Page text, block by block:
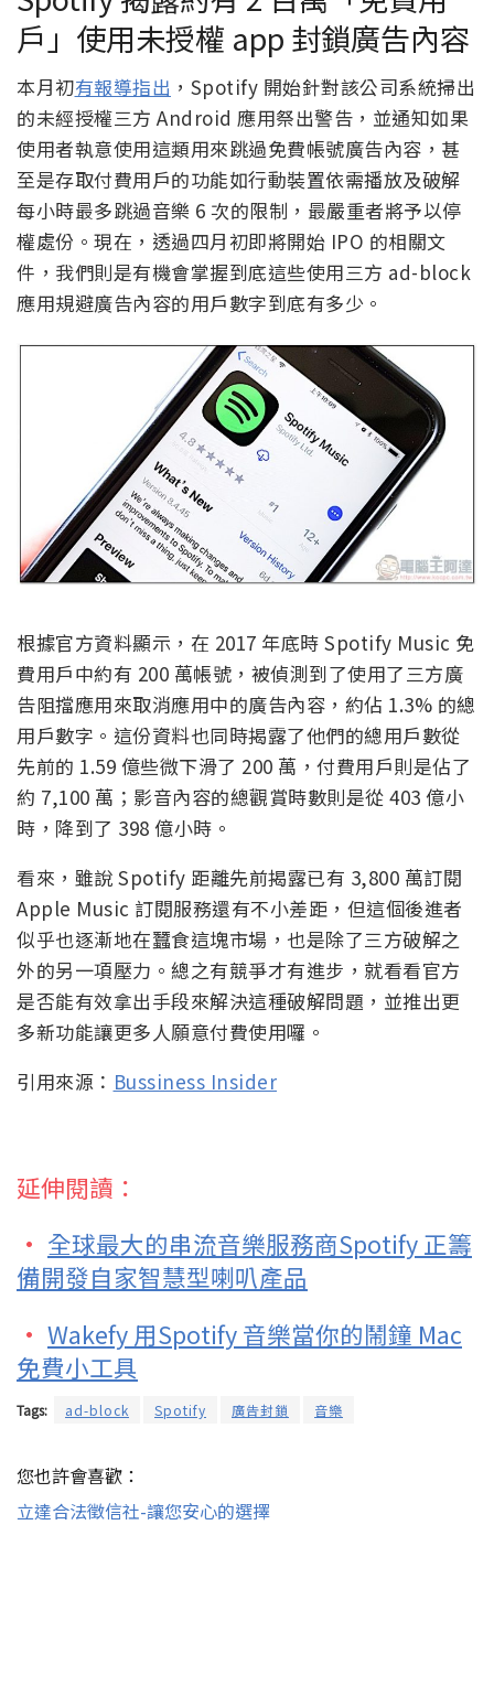
戶」使用未授權 app 封鎖廣告內容
本月初有報導指出 ，Spotify 開始針對該公司系統掃出
的未經授權三方 Android 應用祭出警告，並通知如果
使用者執意使用這類用來跳過免費帳號廣告內容，甚
至是存取付費用戶的功能如行動裝置依需播放及破解
每小時最多跳過音樂 6 次的限制，最嚴重者將予以停
權處份。現在，透過四月初即將開始 IPO 的相關文
件，我們則是有機會掌握到底這些使用三方 ad-block
應用規避廣告內容的用戶數字到底有多少。
根據官方資料顯示，在 2017 年底時 Spotify Music 免
費用戶中約有 200 萬帳號，被偵測到了使用了三方廣
告阻擋應用來取消應用中的廣告內容，約佔 1.3% 的總
用戶數字。這份資料也同時揭露了他們的總用戶數從
先前的 1.59 億些微下滑了 200 萬，付費用戶則是佔了
約 7,100 萬；影音內容的總觀賞時數則是從 403 億小
時，降到了 398 億小時。
看來，雖說 Spotify 距離先前揭露已有 3,800 萬訂閱
Apple Music 訂閱服務還有不小差距，但這個後進者
似乎也逐漸地在蠶食這塊市場，也是除了三方破解之
外的另一項壓力。總之有競爭才有進步，就看看官方
是否能有效拿出手段來解決這種破解問題，並推出更
多新功能讓更多人願意付費使用囉。
引用來源： Bussiness Insider
延伸閱讀：
· 全球最大的串流音樂服務商Spotify 正籌
備開發自家智慧型喇叭產品
· Wakefy 用Spotify 音樂當你的鬧鐘 Mac
免費小工具
Tags: ad-block Spotify 廣告封鎖 音樂
您也許會喜歡：
立達合法徵信社-讓您安心的選擇